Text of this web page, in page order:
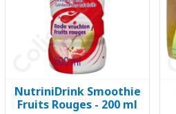
NutriniDrink Smoothie
Fruits Rouges - 200 ml